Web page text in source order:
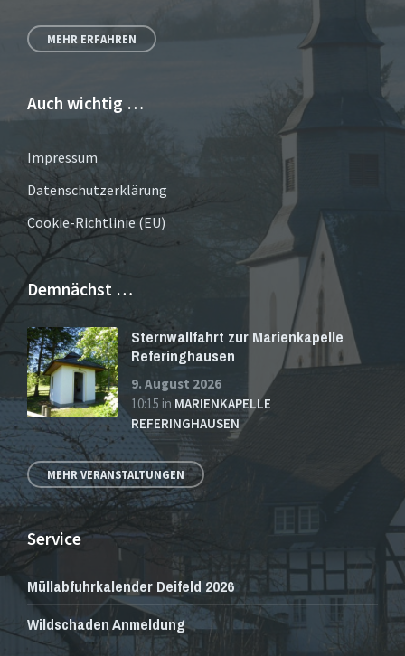
MEHR ERFAHREN
Auch wichtig …
Impressum
Datenschutzerklärung
Cookie-Richtlinie (EU)
Demnächst …
Sternwallfahrt zur Marienkapelle
Referinghausen
9. August 2026
10:15 in MARIENKAPELLE
REFERINGHAUSEN
MEHR VERANSTALTUNGEN
Service
Müllabfuhrkalender Deifeld 2026
Wildschaden Anmeldung